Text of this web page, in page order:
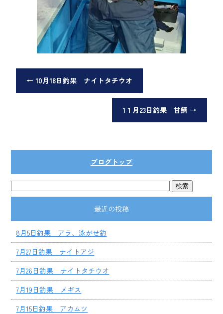
← 10月18日釣果 ナイトタチウオ
1１月23日釣果 甘鯛 →
ブログトップ
最近の投稿
8月5日釣果 アラ、泳がせ釣
7月27日釣果 ナイトアジ
7月26日釣果 ナイトタチウオ
7月19日釣果 メギス
7月15日釣果 アカムツ